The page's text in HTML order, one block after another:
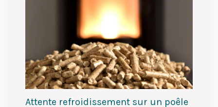
Attente refroidissement sur un poêle